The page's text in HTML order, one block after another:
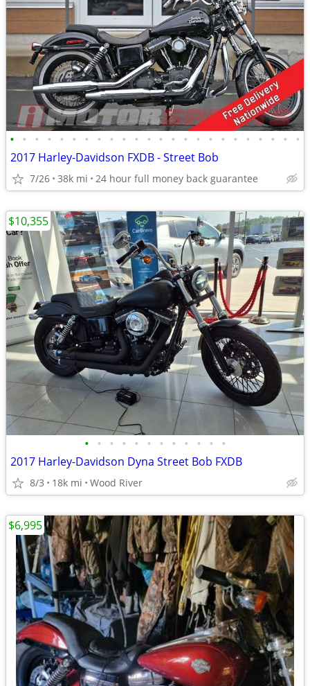
• • • • • • • • • • • • • • • • • • • • • • • •
2017 Harley-Davidson FXDB - Street Bob
7/26 38k mi 24 hour full money back guarantee
• • • • • • • • • • • •
2017 Harley-Davidson Dyna Street Bob FXDB
8/3 18k mi Wood River
$10,355
$6,995